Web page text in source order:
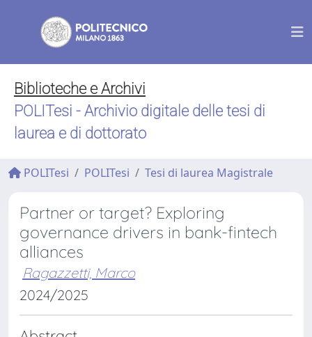
Biblioteche e Archivi
POLITesi - Archivio digitale delle tesi di
laurea e di dottorato
POLITesi POLITesi Tesi di laurea Magistrale
Partner or target? Exploring
governance drivers in bank-fintech
alliances
Ragazzetti, Marco
2024/2025